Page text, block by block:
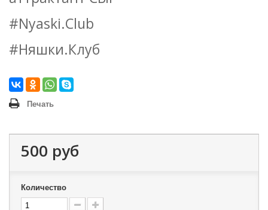
#Nyaski.Club
#Няшки.Клуб
Печать
500 руб
Количество